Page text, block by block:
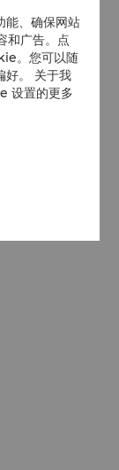
能、确保网站
和广告。点
。您可以随
好。 关于我
设置的更多